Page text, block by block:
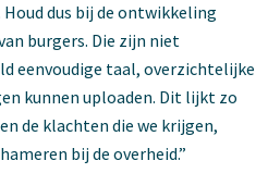
dus bij de ontwikkeling
burgers. Die zijn niet
eenvoudige taal, overzichtelijke
kunnen uploaden. Dit lijkt zo
de klachten die we krijgen,
bij de overheid.”